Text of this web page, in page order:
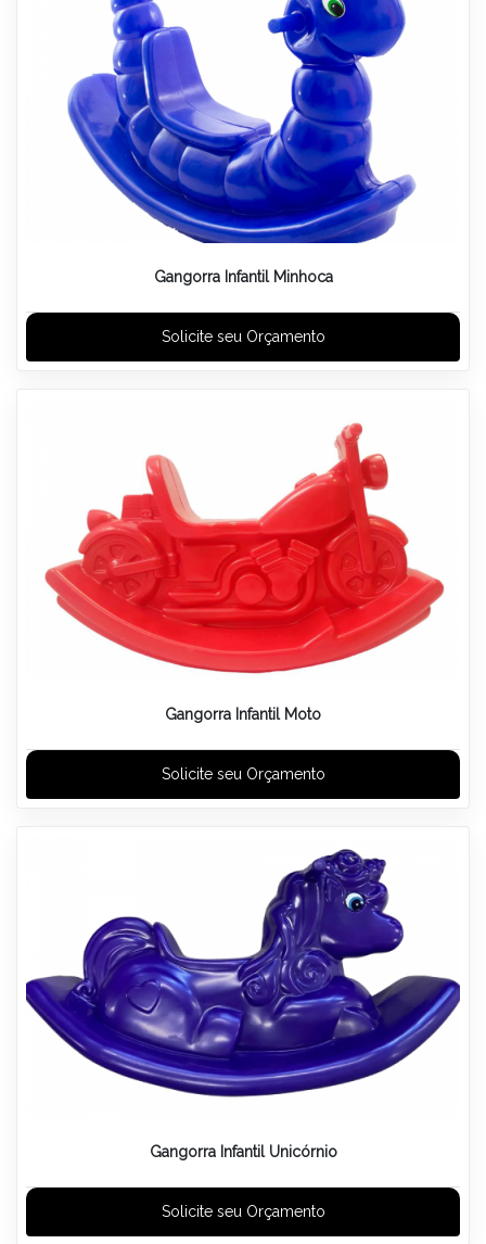
Gangorra Infantil Minhoca
Solicite seu Orçamento
Gangorra Infantil Moto
Solicite seu Orçamento
Gangorra Infantil Unicórnio
Solicite seu Orçamento